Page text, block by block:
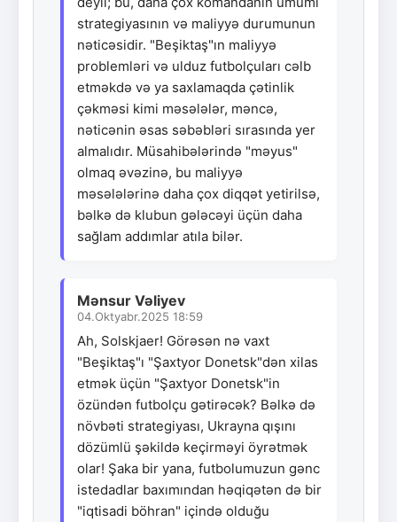
strategiyasının və maliyyə durumunun
nəticəsidir. "Beşiktaş"ın maliyyə
problemləri və ulduz futbolçuları cəlb
etməkdə və ya saxlamaqda çətinlik
çəkməsi kimi məsələlər, məncə,
nəticənin əsas səbəbləri sırasında yer
almalıdır. Müsahibələrində "məyus"
olmaq əvəzinə, bu maliyyə
məsələlərinə daha çox diqqət yetirilsə,
bəlkə də klubun gələcəyi üçün daha
sağlam addımlar atıla bilər.
Mənsur Vəliyev
04.Oktyabr.2025 18:59
Ah, Solskjaer! Görəsən nə vaxt
"Beşiktaş"ı "Şaxtyor Donetsk"dən xilas
etmək üçün "Şaxtyor Donetsk"in
özündən futbolçu gətirəcək? Bəlkə də
növbəti strategiyası, Ukrayna qışını
dözümlü şəkildə keçirməyi öyrətmək
olar! Şaka bir yana, futbolumuzun gənc
istedadlar baxımından həqiqətən də bir
"iqtisadi böhran" içində olduğu